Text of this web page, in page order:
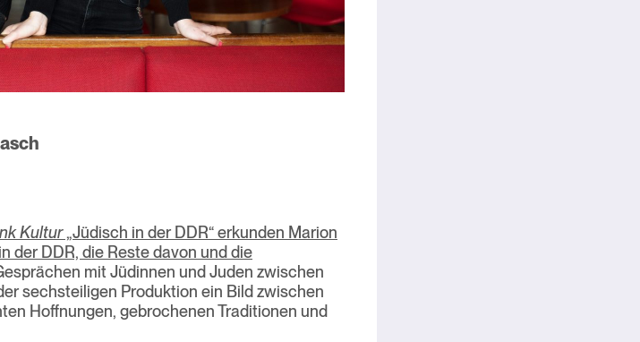
Kultur„Jüdisch in der DDR“ erkunden Marion
der DDR, die Reste davon und die
mit Jüdinnen und Juden zwischen
sechsteiligen Produktion ein Bild zwischen
Hoffnungen, gebrochenen Traditionen und